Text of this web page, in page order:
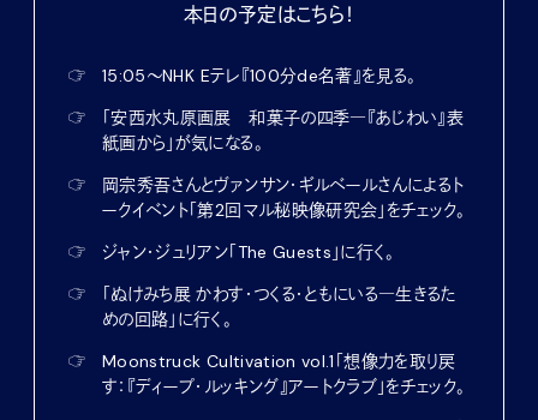
本日の予定はこちら！
☞
15:05〜NHK Eテレ『100分de名著』を見る。
☞
「安西水丸原画展 和菓子の四季―『あじわい』表
紙画から」が気になる。
☞
岡宗秀吾さんとヴァンサン・ギルベールさんによるト
ークイベント「第2回マル秘映像研究会」をチェック。
☞
ジャン・ジュリアン「The Guests」に行く。
☞
「ぬけみち展 かわす・つくる・ともにいる―生きるた
めの回路」に行く。
☞
Moonstruck Cultivation vol.1「想像力を取り戻
す：『ディープ・ルッキング』アートクラブ」をチェック。